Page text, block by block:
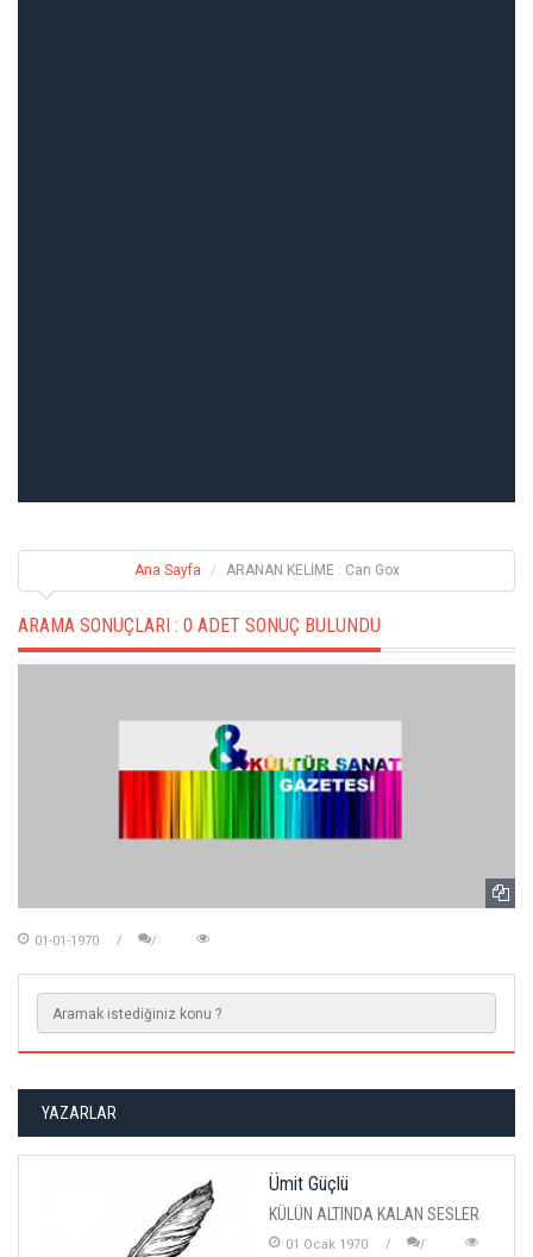
Ana Sayfa ARANAN KELİME : Can Gox
ARAMA SONUÇLARI : 0 ADET SONUÇ BULUNDU
01-01-1970
YAZARLAR
Ümit Güçlü
KÜLÜN ALTINDA KALAN SESLER
01 Ocak 1970